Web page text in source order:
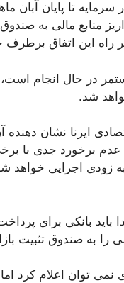
سرمایه تا پایان آبان
منابع مالی به
این اتفاق برطرف
در حال انجام
شد.
ایرنا نشان
عدم برخورد جدی با
اجرایی خواهد شد
باید بانکی برای
را به صندوق تثبیت
نمی توان اعلام کرد